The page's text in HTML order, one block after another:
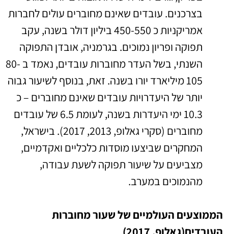
בצרכנים. עובדים שאינם מחוברים עולים לחברות
אמריקניות כ 450-550 ביליון דולר בשנה, עקב
תפוקה ופריון נמוכים. בגרמניה, אובדן התפוקה
השנתי, בשל העדר מחוברות עובדים, נאמד ב 80-
105 מיליארד יורו בשנה. זאת, בנוסף לשיעור גבוה
יותר של היעדרויות עובדים שאינם מחוברים – כ
10.3 ימי היעדרות בשנה, לעומת 6.5 של עובדים
מחוברים (סקרי גאלופ, 2013, 2017). בישראל,
המחקרים שביצעו מוסדות כלכליים ואקדמיים,
מצביעים על שיעור תפוקה לשעת עבודה,
מהנמוכים במערב.
הממוצעים העולמיים של שעור מחוברות